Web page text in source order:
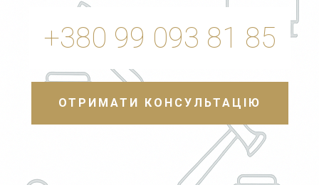
+380 99 093 81 85
ОТРИМАТИ КОНСУЛЬТАЦІЮ